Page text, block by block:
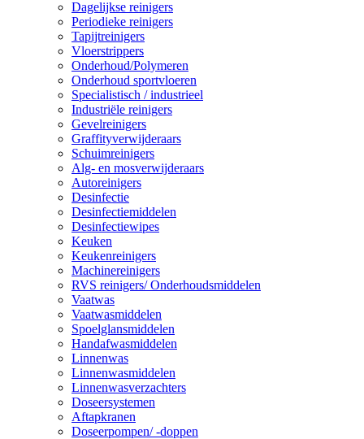
Dagelijkse reinigers
Periodieke reinigers
Tapijtreinigers
Vloerstrippers
Onderhoud/Polymeren
Onderhoud sportvloeren
Specialistisch / industrieel
Industriële reinigers
Gevelreinigers
Graffityverwijderaars
Schuimreinigers
Alg- en mosverwijderaars
Autoreinigers
Desinfectie
Desinfectiemiddelen
Desinfectiewipes
Keuken
Keukenreinigers
Machinereinigers
RVS reinigers/ Onderhoudsmiddelen
Vaatwas
Vaatwasmiddelen
Spoelglansmiddelen
Handafwasmiddelen
Linnenwas
Linnenwasmiddelen
Linnenwasverzachters
Doseersystemen
Aftapkranen
Doseerpompen/ -doppen